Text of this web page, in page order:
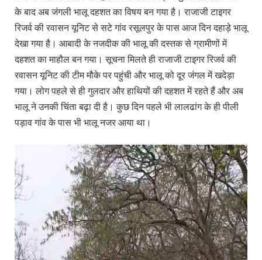
के बाद अब जंगली भालू दहशत का विषय बन गया है। राजाजी टाइगर
रिजर्व की रवासन यूनिट से सटे गांव रसूलपुर के पास आज दिन दहाड़े भालू
देखा गया है। आबादी के नजदीक की भालू की दस्तक से ग्रामीणों में
दहशत का माहौल बन गया। सूचना मिलते ही राजाजी टाइगर रिजर्व की
रवासन यूनिट की टीम मौके पर पहुंची और भालू को दूर जंगल में खदेड़ा
गया। लोग पहले से ही गुलदार और हाथियों की दहशत में रहते हैं और अब
भालू ने उनकी चिंता बढ़ा दी है। कुछ दिन पहले भी लालढांग के ही पीली
पड़ाव गांव के पास भी भालू नजर आया था।